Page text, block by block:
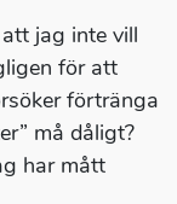
jag inte vill
för att
förtränga
må dåligt?
har mått